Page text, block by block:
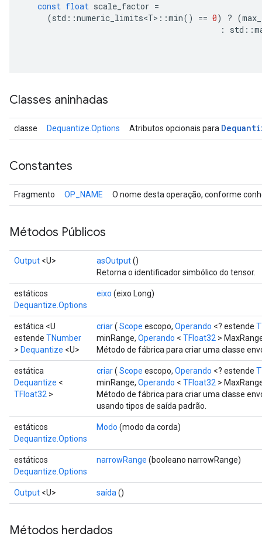
const float scale_factor =
(std ::numeric_limits<T>::min() == 0) ? (
:
std ::
Classes aninhadas
classe Dequantize.Options Atributos opcionais para
Constantes
Fragmento OP_NAME O nome desta operação, conforme
Métodos Públicos
Output <U> asOutput()
Retorna o identificador simbólico do tensor.
estáticos
Dequantize.Options
eixo (eixo Long)
estática <U
estende TNumber
> Dequantize <U>
criar( Scope escopo, Operando <? estende
minRange, Operando < TFloat32 >
Método de fábrica para criar uma classe
estática
Dequantize <
TFloat32 >
criar( Scope escopo, Operando <? estende
minRange, Operando < TFloat32 >
Método de fábrica para criar uma classe
usando tipos de saída padrão.
estáticos
Dequantize.Options
Modo (modo da corda)
estáticos
Dequantize.Options
narrowRange (booleano narrowRange)
Output <U> saída ()
Métodos herdados